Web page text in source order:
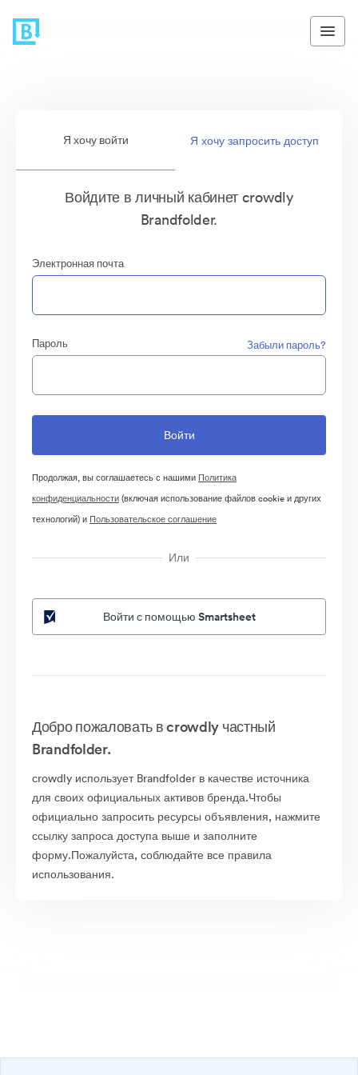
Я хочу войти Я хочу запросить доступ
Войдите в личный кабинет crowdly
Brandfolder.
Электронная почта
Пароль Забыли пароль?
Продолжая, вы соглашаетесь с нашими Политика
конфиденциальности(включая использование файлов cookie и других
технологий) и Пользовательское соглашение
Или
Войти с помощью Smartsheet
Добро пожаловать в crowdly частный
Brandfolder.
crowdly использует Brandfolder в качестве источника
для своих официальных активов бренда.Чтобы
официально запросить ресурсы объявления, нажмите
ссылку запроса доступа выше и заполните
форму.Пожалуйста, соблюдайте все правила
использования.